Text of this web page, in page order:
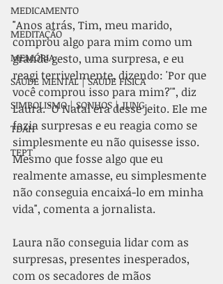
MEDICAMENTO
MEDITAÇÃO
MEMÓRIA
SAÚDE MENTAL | SAÚDE FÍSICA
SIMBOLISMO | SONHOS | JUNG
TDAH
TEPT
"Anos atrás, Tim, meu marido,
comprou algo para mim como um
grande gesto, uma surpresa, e eu
reagi terrivelmente, dizendo: 'Por que
você comprou isso para mim?'", diz
Laura. "O Natal era desse jeito. Ele me
fazia surpresas e eu reagia como se
simplesmente eu não quisesse isso.
Mesmo que fosse algo que eu
realmente amasse, eu simplesmente
não conseguia encaixá-lo em minha
vida", comenta a jornalista.
Laura não conseguia lidar com as
surpresas, presentes inesperados,
com os secadores de mãos